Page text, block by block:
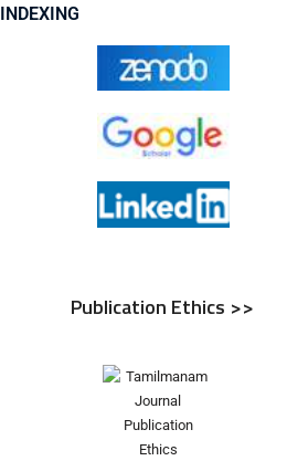
INDEXING
Publication Ethics >>